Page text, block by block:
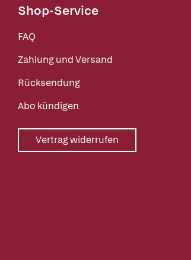
Shop-Service
FAQ
Zahlung und Versand
Rücksendung
Abo kündigen
Vertrag widerrufen